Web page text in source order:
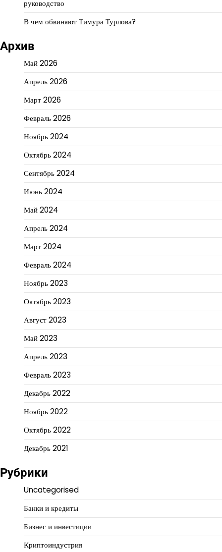
руководство
В чем обвиняют Тимура Турлова?
Архив
Май 2026
Апрель 2026
Март 2026
Февраль 2026
Ноябрь 2024
Октябрь 2024
Сентябрь 2024
Июнь 2024
Май 2024
Апрель 2024
Март 2024
Февраль 2024
Ноябрь 2023
Октябрь 2023
Август 2023
Май 2023
Апрель 2023
Февраль 2023
Декабрь 2022
Ноябрь 2022
Октябрь 2022
Декабрь 2021
Рубрики
Uncategorised
Банки и кредиты
Бизнес и инвестиции
Криптоиндустрия